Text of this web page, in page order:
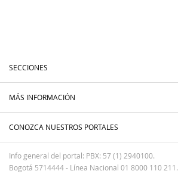
SECCIONES
MÁS INFORMACIÓN
CONOZCA NUESTROS PORTALES
Info general del portal: PBX: 57 (1) 2940100.
Bogotá 5714444 - Línea Nacional 01 8000 110 211.